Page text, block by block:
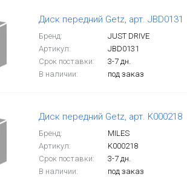
Диск передний Getz, арт. JBD0131
Бренд:
JUST DRIVE
Артикул:
JBD0131
Срок поставки:
3-7 дн.
В наличии:
под заказ
Диск передний Getz, арт. K000218
Бренд:
MILES
Артикул:
K000218
Срок поставки:
3-7 дн.
В наличии:
под заказ